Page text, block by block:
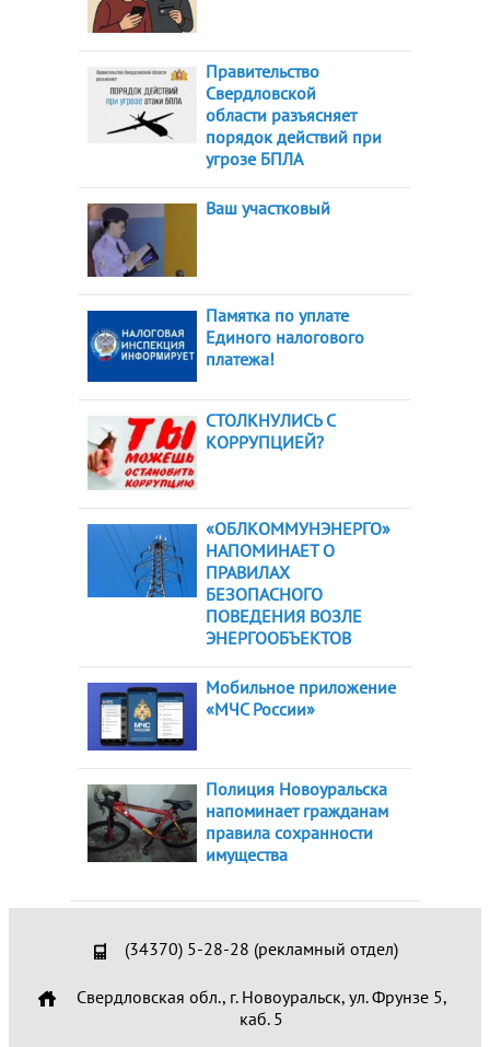
Правительство
Свердловской
области разъясняет
порядок действий при
угрозе БПЛА
Ваш участковый
Памятка по уплате
Единого налогового
платежа!
СТОЛКНУЛИСЬ С
КОРРУПЦИЕЙ?
«ОБЛКОММУНЭНЕРГО»
НАПОМИНАЕТ О
ПРАВИЛАХ
БЕЗОПАСНОГО
ПОВЕДЕНИЯ ВОЗЛЕ
ЭНЕРГООБЪЕКТОВ
Мобильное приложение
«МЧС России»
Полиция Новоуральска
напоминает гражданам
правила сохранности
имущества
(34370) 5-28-28 (рекламный отдел)
Свердловская обл., г. Новоуральск, ул. Фрунзе 5,
каб. 5